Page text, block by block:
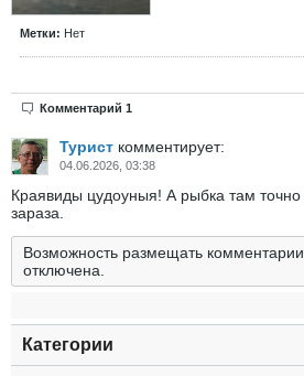
Метки: Нет
Комментарий 1
Турист комментирует:
04.06.2026, 03:38
Краявиды цудоуныя! А рыбка там точно
зараза.
Возможность размещать
отключена.
Категории